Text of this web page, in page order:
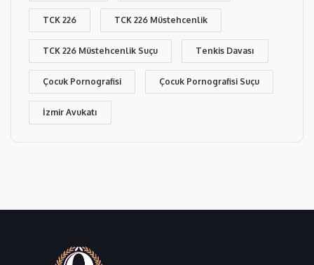
TCK 226 TCK 226 Müstehcenlik
TCK 226 Müstehcenlik Suçu Tenkis Davası
Çocuk Pornografisi Çocuk Pornografisi Suçu
İzmir Avukatı